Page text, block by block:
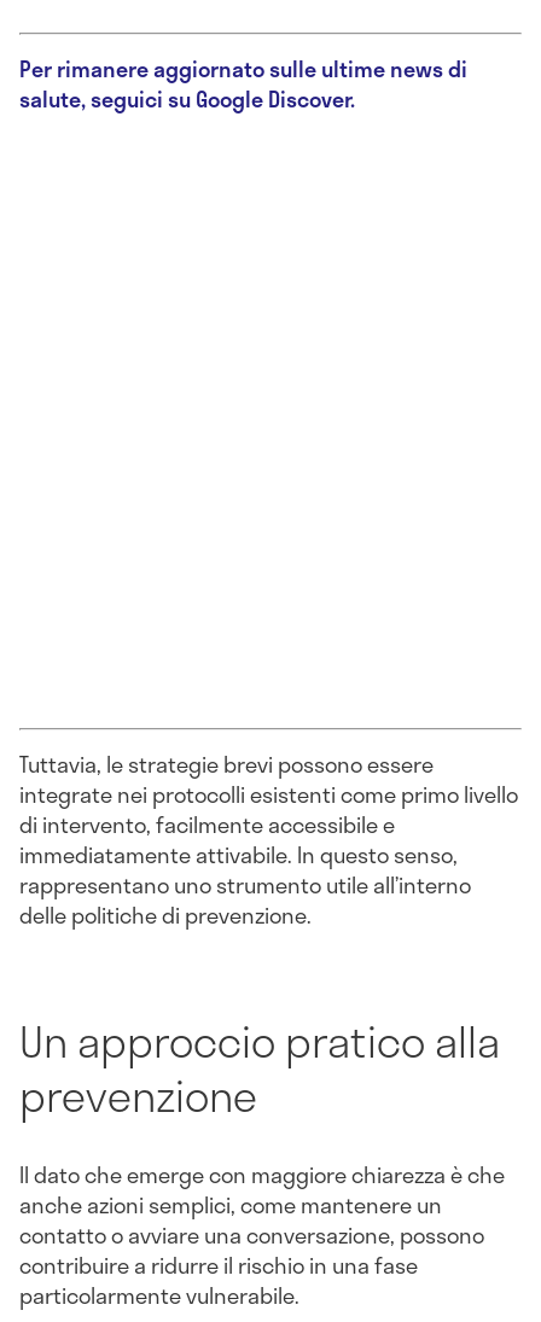
Per rimanere aggiornato sulle ultime news di
salute, seguici su Google Discover.
Tuttavia, le strategie brevi possono essere
integrate nei protocolli esistenti come primo livello
di intervento, facilmente accessibile e
immediatamente attivabile. In questo senso,
rappresentano uno strumento utile all’interno
delle politiche di prevenzione.
Un approccio pratico alla
prevenzione
Il dato che emerge con maggiore chiarezza è che
anche azioni semplici, come mantenere un
contatto o avviare una conversazione, possono
contribuire a ridurre il rischio in una fase
particolarmente vulnerabile.